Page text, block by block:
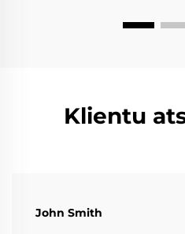
Klientu
John Smith